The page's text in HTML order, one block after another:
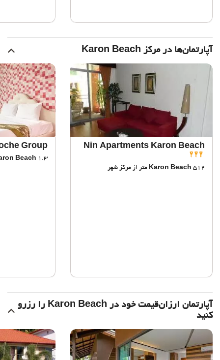
آپارتمان‌ها در مرکز Karon Beach
Nin Apartments Karon Beach
Karon Beach 512 متر از مرکز شهر
Group
Beach 1.3 کیلومتر از مرکز شهر
آپارتمان ارزان‌قیمت خود در Karon Beach را رزرو
کنید